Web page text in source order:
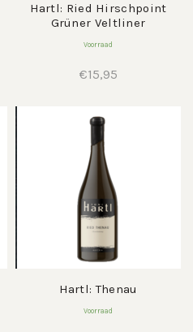
Hartl: Ried Hirschpoint
Grüner Veltliner
Voorraad
€15,95
Hartl: Thenau
Voorraad